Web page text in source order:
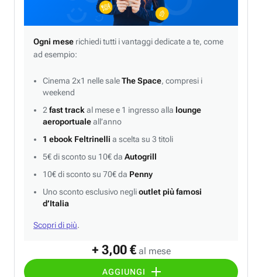
+ 3,00 € al mese
AGGIUNGI
Ogni mese richiedi tutti i vantaggi dedicate a te, come
ad esempio:
Cinema 2x1 nelle saleThe Space, compresi i
weekend
2 fast track al mese e 1 ingresso alla lounge
aeroportualeall’anno
1 ebook Feltrinelli a scelta su 3 titoli
5€ di sconto su 10€ da Autogrill
10€ di sconto su 70€ da Penny
Uno sconto esclusivo neglioutlet più famosi
d’Italia
Scopri di più.